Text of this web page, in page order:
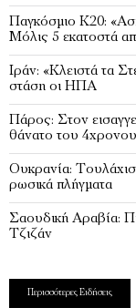
Παγκόσμιο Κ20:
Μόλις 5 εκατοστά
Ιράν: «Κλειστά τα
στάση οι ΗΠΑ
Πάρος: Στον
θάνατο του 4χρονου
Ουκρανία:
ρωσικά πλήγματα
Σαουδική Αραβία:
Τζιζάν
Περισσότερες Ειδήσεις